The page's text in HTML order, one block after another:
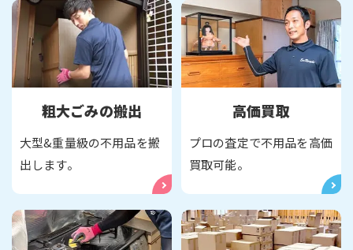
粗大ごみの搬出
大型&重量級の不用品を搬
出します。
高価買取
プロの査定で不用品を高価
買取可能。